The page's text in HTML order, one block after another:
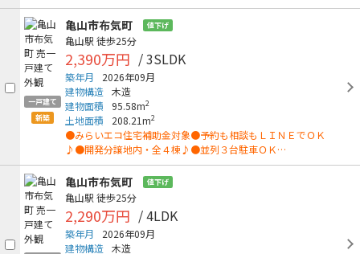
一戸建て
新築
亀山市布気町 値下げ
亀山駅 徒歩25分
2,390万円 / 3SLDK
築年月
2026年09月
建物構造 木造
建物面積
95.58m2
土地面積 208.21m2
●みらいエコ住宅補助金対象●予約も相談もＬＩＮＥでＯＫ
♪●開発分譲地内・全４棟♪●並列３台駐車ＯＫ…
亀山市布気町 値下げ
亀山駅 徒歩25分
2,290万円 / 4LDK
築年月
2026年09月
建物構造 木造